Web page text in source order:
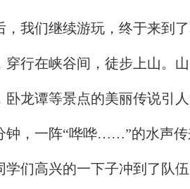
，我们继续游玩，终于来到
穿行在峡谷间，徒步上山。
卧龙谭等景点的美丽传说引
钟，一阵“哗哗……”的水声
学们高兴的一下子冲到了队